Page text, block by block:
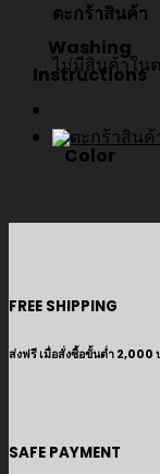
ตะกร้าสินค้า
ไม่มีสินค้าใน
Washing
Instructions
Color
FREE SHIPPING
ส่งฟรี เมื่อสั่งซื้อขั้นต่ำ 2,000
SAFE PAYMENT